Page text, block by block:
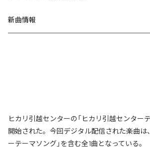
新曲情報
ヒカリ引越センターの「ヒカリ引越センター
開始された。今回デジタル配信された楽曲は
ーテーマソング」を含む全1曲となっている。